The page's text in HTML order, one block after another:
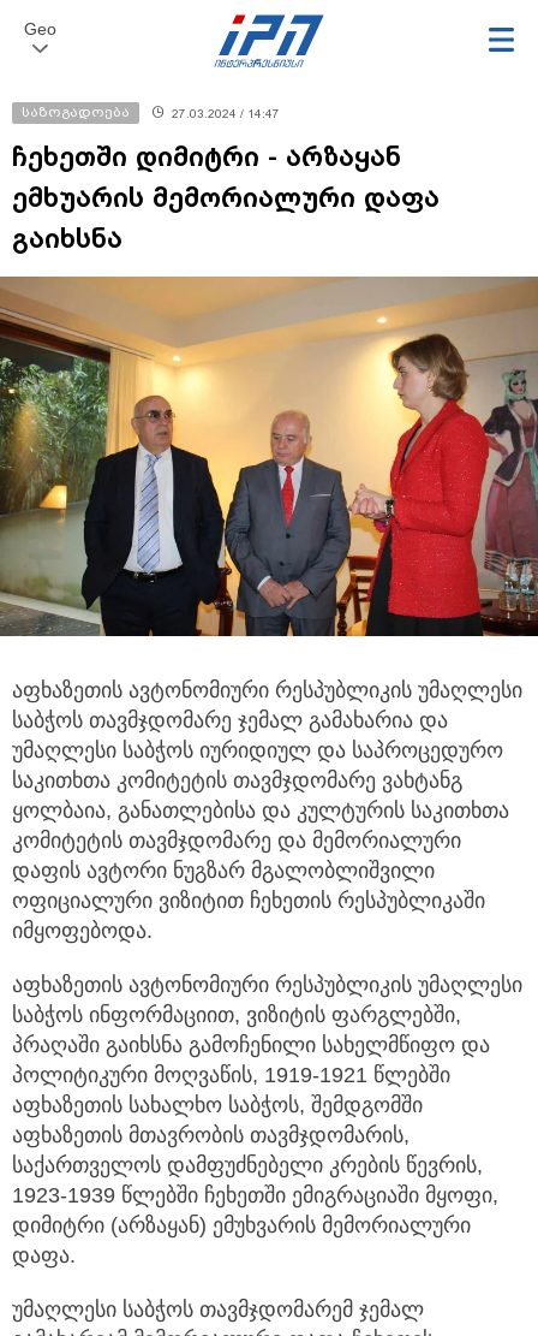
Geo
საზოგადოება 27.03.2024 / 14:47
ჩეხეთში დიმიტრი - არზაყან
ემხუარის მემორიალური დაფა
გაიხსნა
აფხაზეთის ავტონომიური რესპუბლიკის უმაღლესი
საბჭოს თავმჯდომარე ჯემალ გამახარია და
უმაღლესი საბჭოს იურიდიულ და საპროცედურო
საკითხთა კომიტეტის თავმჯდომარე ვახტანგ
ყოლბაია, განათლებისა და კულტურის საკითხთა
კომიტეტის თავმჯდომარე და მემორიალური
დაფის ავტორი ნუგზარ მგალობლიშვილი
ოფიციალური ვიზიტით ჩეხეთის რესპუბლიკაში
იმყოფებოდა.
აფხაზეთის ავტონომიური რესპუბლიკის უმაღლესი
საბჭოს ინფორმაციით, ვიზიტის ფარგლებში,
პრაღაში გაიხსნა გამოჩენილი სახელმწიფო და
პოლიტიკური მოღვაწის, 1919-1921 წლებში
აფხაზეთის სახალხო საბჭოს, შემდგომში
აფხაზეთის მთავრობის თავმჯდომარის,
საქართველოს დამფუძნებელი კრების წევრის,
1923-1939 წლებში ჩეხეთში ემიგრაციაში მყოფი,
დიმიტრი (არზაყან) ემუხვარის მემორიალური
დაფა.
უმაღლესი საბჭოს თავმჯდომარემ ჯემალ